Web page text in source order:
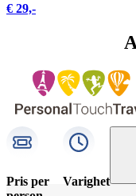
€ 29,-
Pris per
Varighet